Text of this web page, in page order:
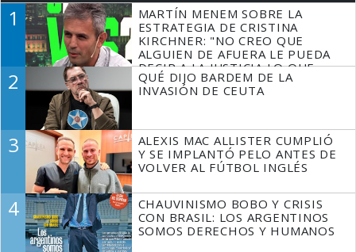
1
MARTÍN MENEM SOBRE LA
ESTRATEGIA DE CRISTINA
KIRCHNER: "NO CREO QUE
ALGUIEN DE AFUERA LE PUEDA
DECIR A LA JUSTICIA LO QUE
TIENE QUE HACER"
2
QUÉ DIJO BARDEM DE LA
INVASIÓN DE CEUTA
3
ALEXIS MAC ALLISTER CUMPLIÓ
Y SE IMPLANTÓ PELO ANTES DE
VOLVER AL FÚTBOL INGLÉS
4
CHAUVINISMO BOBO Y CRISIS
CON BRASIL: LOS ARGENTINOS
SOMOS DERECHOS Y HUMANOS